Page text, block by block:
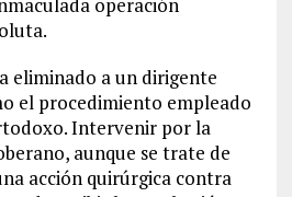
operación
eliminado a un dirigente
el procedimiento empleado
Intervenir por la
aunque se trate de
acción quirúrgica contra